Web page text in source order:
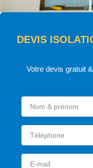
DEVIS
Votre devis gratuit